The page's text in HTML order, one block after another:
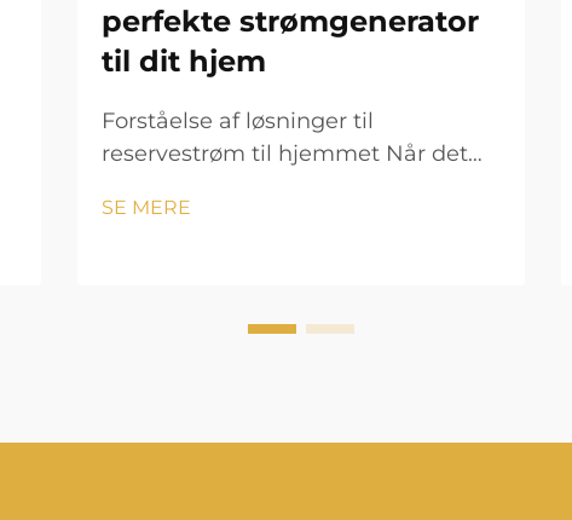
perfekte strømgenerator
til dit hjem
Forståelse af løsninger til
reservestrøm til hjemmet Når det
energisikkerhed, fungerer en
SE MERE